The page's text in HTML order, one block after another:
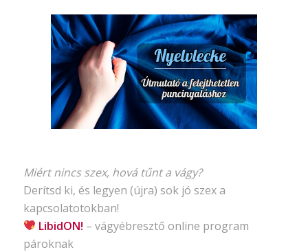
Miért nincs szex, hová tűnt a vágy?
Derítsd ki, és legyen (újra) sok jó szex a
kapcsolatotokban!
LibidON! – vágyébresztő online program
pároknak